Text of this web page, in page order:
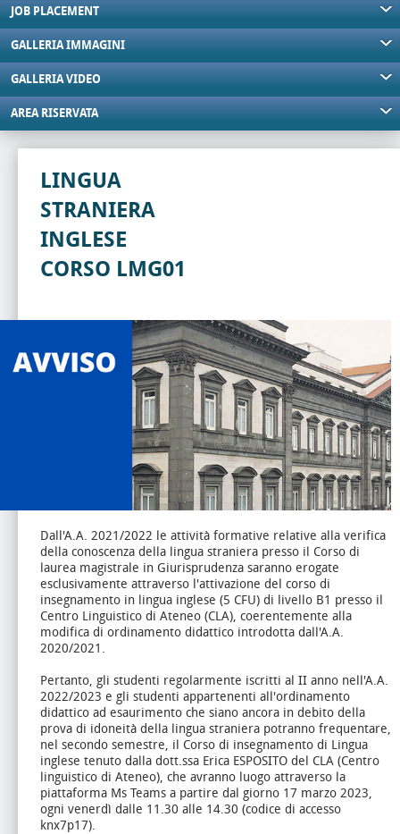
JOB PLACEMENT
GALLERIA IMMAGINI
GALLERIA VIDEO
AREA RISERVATA
LINGUA
STRANIERA
INGLESE
CORSO LMG01
Dall'A.A. 2021/2022 le attività formative relative alla verifica
della conoscenza della lingua straniera presso il Corso di
laurea magistrale in Giurisprudenza saranno erogate
esclusivamente attraverso l'attivazione del corso di
insegnamento in lingua inglese (5 CFU) di livello B1 presso il
Centro Linguistico di Ateneo (CLA), coerentemente alla
modifica di ordinamento didattico introdotta dall'A.A.
2020/2021.
Pertanto, gli studenti regolarmente iscritti al II anno nell'A.A.
2022/2023 e gli studenti appartenenti all'ordinamento
didattico ad esaurimento che siano ancora in debito della
prova di idoneità della lingua straniera potranno frequentare,
nel secondo semestre, il Corso di insegnamento di Lingua
inglese tenuto dalla dott.ssa Erica ESPOSITO del CLA (Centro
linguistico di Ateneo), che avranno luogo attraverso la
piattaforma Ms Teams a partire dal giorno 17 marzo 2023,
ogni venerdì dalle 11.30 alle 14.30 (codice di accesso
knx7p17).